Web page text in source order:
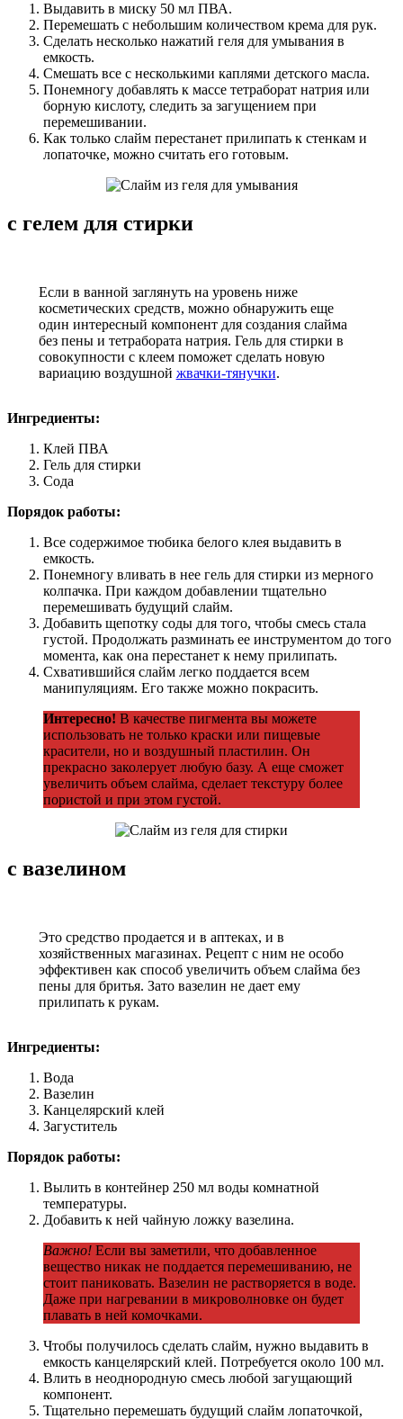
Выдавить в миску 50 мл ПВА.
Перемешать с небольшим количеством крема для рук.
Сделать несколько нажатий геля для умывания в
емкость.
Смешать все с несколькими каплями детского масла.
Понемногу добавлять к массе тетраборат натрия или
борную кислоту, следить за загущением при
перемешивании.
Как только слайм перестанет прилипать к стенкам и
лопаточке, можно считать его готовым.
с гелем для стирки
Если в ванной заглянуть на уровень ниже
косметических средств, можно обнаружить еще
один интересный компонент для создания слайма
без пены и тетрабората натрия. Гель для стирки в
совокупности с клеем поможет сделать новую
вариацию воздушной жвачки-тянучки.
Ингредиенты:
Клей ПВА
Гель для стирки
Сода
Порядок работы:
Все содержимое тюбика белого клея выдавить в
емкость.
Понемногу вливать в нее гель для стирки из мерного
колпачка. При каждом добавлении тщательно
перемешивать будущий слайм.
Добавить щепотку соды для того, чтобы смесь стала
густой. Продолжать разминать ее инструментом до того
момента, как она перестанет к нему прилипать.
Схватившийся слайм легко поддается всем
манипуляциям. Его также можно покрасить.
Интересно! В качестве пигмента вы можете
использовать не только краски или пищевые
красители, но и воздушный пластилин. Он
прекрасно заколерует любую базу. А еще сможет
увеличить объем слайма, сделает текстуру более
пористой и при этом густой.
с вазелином
Это средство продается и в аптеках, и в
хозяйственных магазинах. Рецепт с ним не особо
эффективен как способ увеличить объем слайма без
пены для бритья. Зато вазелин не дает ему
прилипать к рукам.
Ингредиенты:
Вода
Вазелин
Канцелярский клей
Загуститель
Порядок работы:
Вылить в контейнер 250 мл воды комнатной
температуры.
Добавить к ней чайную ложку вазелина.
Важно! Если вы заметили, что добавленное
вещество никак не поддается перемешиванию, не
стоит паниковать. Вазелин не растворяется в воде.
Даже при нагревании в микроволновке он будет
плавать в ней комочками.
Чтобы получилось сделать слайм, нужно выдавить в
емкость канцелярский клей. Потребуется около 100 мл.
Влить в неоднородную смесь любой загущающий
компонент.
Тщательно перемешать будущий слайм лопаточкой,